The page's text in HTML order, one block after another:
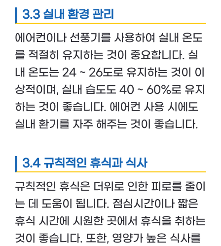
3.3 실내 환경 관리
에어컨이나 선풍기를 사용하여 실내 온도
를 적절히 유지하는 것이 중요합니다. 실
내 온도는 24 ~ 26도로 유지하는 것이 이
상적이며, 실내 습도도 40 ~ 60%로 유지
하는 것이 좋습니다. 에어컨 사용 시에도
실내 환기를 자주 해주는 것이 좋습니다.
3.4 규칙적인 휴식과 식사
규칙적인 휴식은 더위로 인한 피로를 줄이
는 데 도움이 됩니다. 점심시간이나 짧은
휴식 시간에 시원한 곳에서 휴식을 취하는
것이 좋습니다. 또한, 영양가 높은 식사를